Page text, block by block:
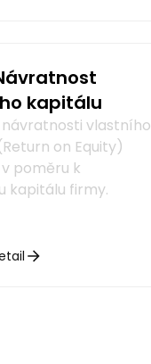
kapitálu
návratnosti vlastního
on Equity)
poměru k
kapitálu firmy.